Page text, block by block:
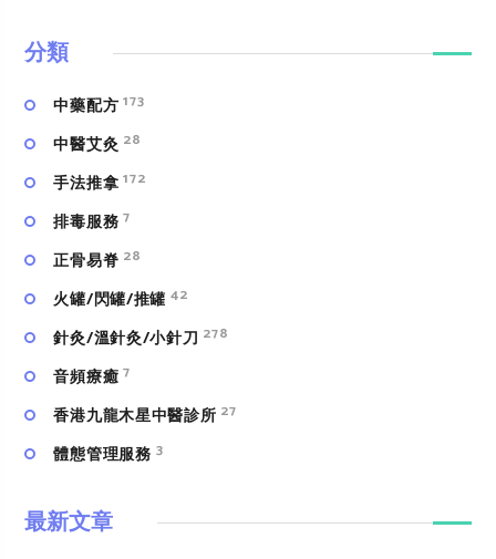
分類
中藥配方 173
中醫艾灸 28
手法推拿 172
排毒服務 7
正骨易脊 28
火罐/閃罐/推罐 42
針灸/溫針灸/小針刀 278
⾳頻療癒 7
香港九龍木星中醫診所 27
體態管理服務 3
最新文章